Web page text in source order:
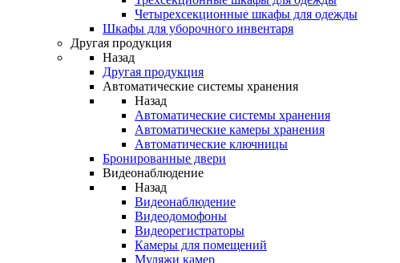
Четырехсекционные шкафы для одежды
Шкафы для уборочного инвентаря
Другая продукция
Назад
Другая продукция
Автоматические системы хранения
Назад
Автоматические системы хранения
Автоматические камеры хранения
Автоматические ключницы
Бронированные двери
Видеонаблюдение
Назад
Видеонаблюдение
Видеодомофоны
Видеорегистраторы
Камеры для помещений
Муляжи камер